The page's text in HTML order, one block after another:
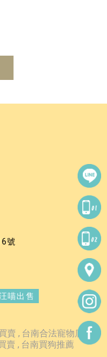
號
喵出售
賣
台南合法寵物店
賣 台南買狗推薦